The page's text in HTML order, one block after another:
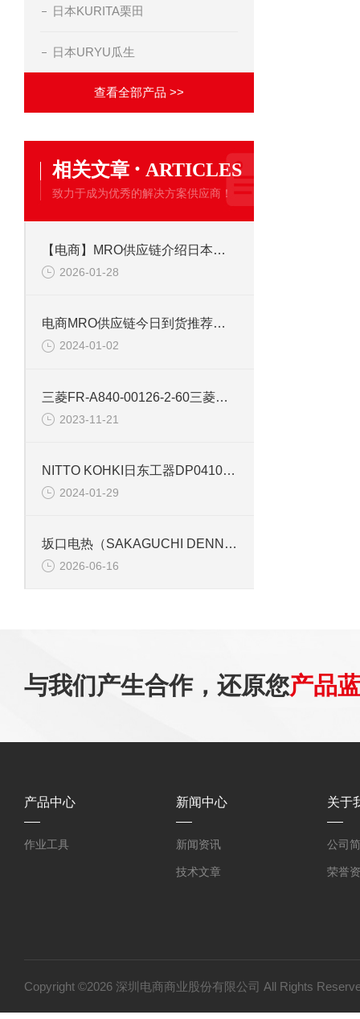
日本KURITA栗田
日本URYU瓜生
查看全部产品 >>
相关文章 · ARTICLES
致力于成为优秀的解决方案供应商！
【电商】MRO供应链介绍日本角田KAKUTA 夹钳 HV450
2026-01-28
电商MRO供应链今日到货推荐日本AND爱安德 分离式计件电子秤HD系列
2024-01-02
三菱FR-A840-00126-2-60三菱变频器参数及原理
2023-11-21
NITTO KOHKI日东工器DP0410Y1直流无刷电机的真空泵
2024-01-29
坂口电热（SAKAGUCHI DENNETSU）的百年发展历程
2026-06-16
与我们产生合作，还原您产品
产品中心
作业工具
新闻中心
新闻资讯
技术文章
关于
公司
荣誉
Copyright ©2026 深圳电商商业股份有限公司 All Rights